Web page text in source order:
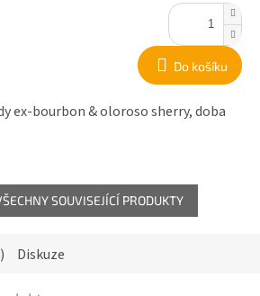
Do košíku
ex-bourbon & oloroso sherry, doba
SOUVISEJÍCÍ PRODUKTY
Diskuze